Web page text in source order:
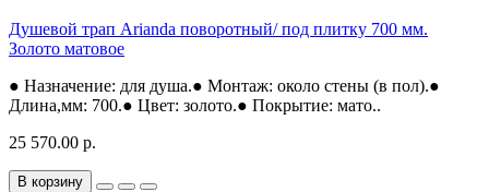
Душевой трап Arianda поворотный/ под плитку 700 мм.
Золото матовое
● Назначение: для душа.● Монтаж: около стены (в пол).●
Длина,мм: 700.● Цвет: золото.● Покрытие: мато..
25 570.00 р.
В корзину